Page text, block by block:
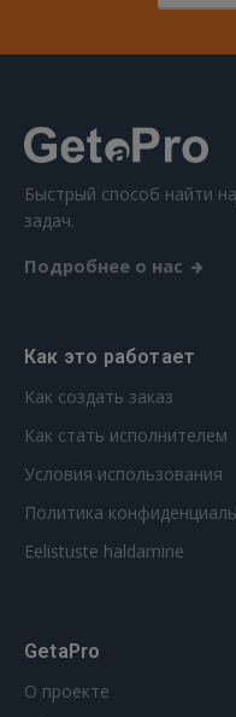
Быстрый способ найти
задач.
Подробнее о нас
Как это работает
Как создать заказ
Как стать исполнителем
Условия использования
Политика
Eelistuste haldamine
GetaPro
О проекте